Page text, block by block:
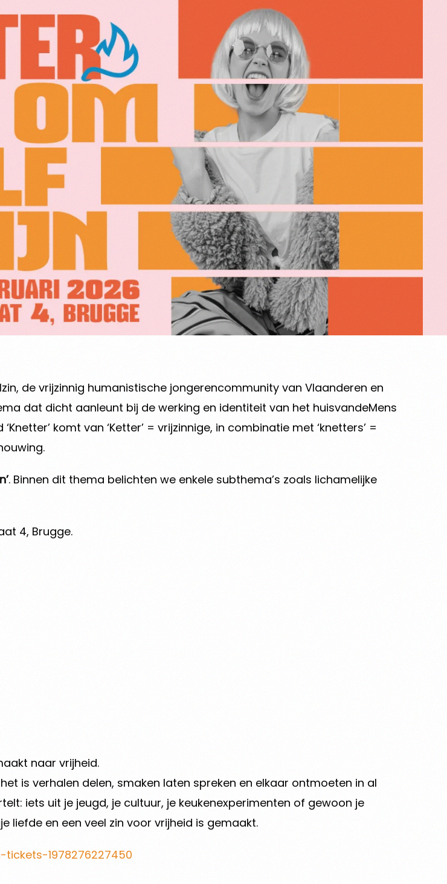
de vrijzinnig humanistische jongerencommunity van Vlaanderen en
dat dicht aanleunt bij de werking en identiteit van het huisvandeMens
komt van ‘Ketter’ = vrijzinnige, in combinatie met ‘knetters’ =
. Binnen dit thema belichten we enkele subthema’s zoals lichamelijke
4, Brugge.
naar vrijheid.
is verhalen delen, smaken laten spreken en elkaar ontmoeten in al
iets uit je jeugd, je cultuur, je keukenexperimenten of gewoon je
liefde en een veel zin voor vrijheid is gemaakt.
1978276227450